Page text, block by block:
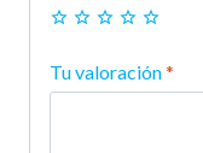
Tu valoración*